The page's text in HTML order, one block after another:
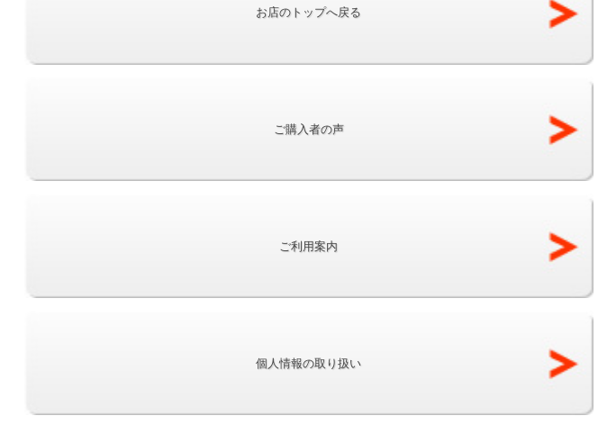
お店のトップへ戻る
ご購入者の声
ご利用案内
個人情報の取り扱い